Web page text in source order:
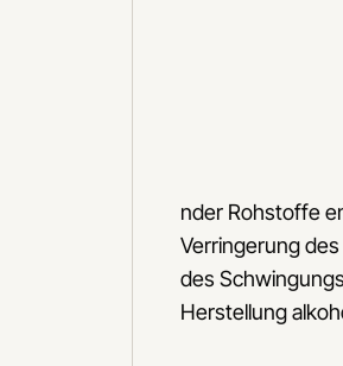
nder Rohstoffe
Verringerung
des
Herstellung